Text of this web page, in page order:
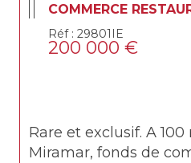
COMMERCE
Réf : 29801IE
200 000 €
Rare et exclusif. A
Miramar, fonds de